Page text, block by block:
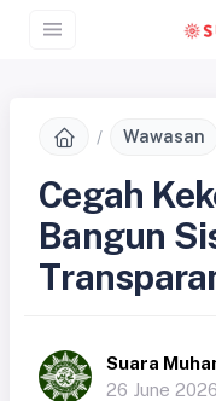
Wawasan
Cegah
Bangun
Suara
26 June 2026